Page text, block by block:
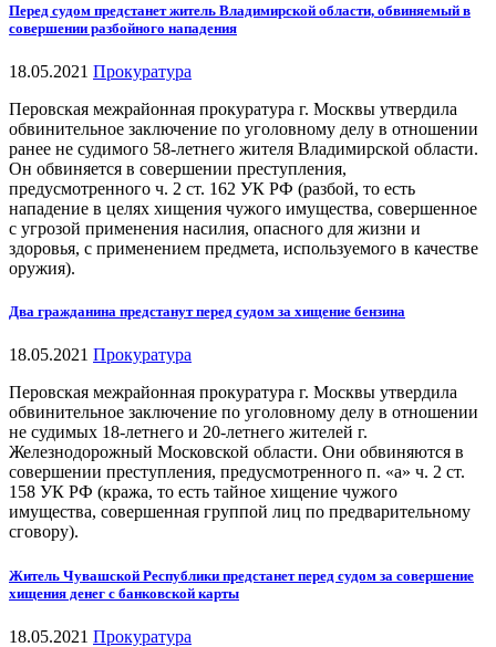
Перед судом предстанет житель Владимирской области, обвиняемый в
совершении разбойного нападения
18.05.2021 Прокуратура
Перовская межрайонная прокуратура г. Москвы утвердила
обвинительное заключение по уголовному делу в отношении
ранее не судимого 58-летнего жителя Владимирской области.
Он обвиняется в совершении преступления,
предусмотренного ч. 2 ст. 162 УК РФ (разбой, то есть
нападение в целях хищения чужого имущества, совершенное
с угрозой применения насилия, опасного для жизни и
здоровья, с применением предмета, используемого в качестве
оружия).
Два гражданина предстанут перед судом за хищение бензина
18.05.2021 Прокуратура
Перовская межрайонная прокуратура г. Москвы утвердила
обвинительное заключение по уголовному делу в отношении
не судимых 18-летнего и 20-летнего жителей г.
Железнодорожный Московской области. Они обвиняются в
совершении преступления, предусмотренного п. «а» ч. 2 ст.
158 УК РФ (кража, то есть тайное хищение чужого
имущества, совершенная группой лиц по предварительному
сговору).
Житель Чувашской Республики предстанет перед судом за совершение
хищения денег с банковской карты
18.05.2021 Прокуратура